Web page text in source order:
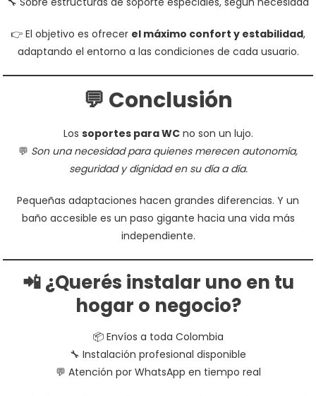
👉 El objetivo es ofrecer el máximo confort y estabilidad,
adaptando el entorno a las condiciones de cada usuario.
💬 Conclusión
Los soportes para WCno son un lujo.
💬 Son una necesidad para quienes merecen autonomía,
seguridad y dignidad en su día a día.
Pequeñas adaptaciones hacen grandes diferencias. Y un
baño accesible es un paso gigante hacia una vida más
independiente.
📲 ¿Querés instalar uno en tu
hogar o negocio?
📦 Envíos a toda Colombia
🔧 Instalación profesional disponible
💬 Atención por WhatsApp en tiempo real